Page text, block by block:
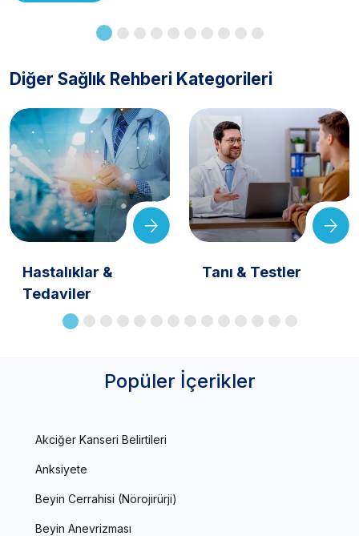
Diğer Sağlık Rehberi Kategorileri
Hastalıklar &
Tedaviler
Tanı & Testler
Popüler İçerikler
Akciğer Kanseri Belirtileri
Anksiyete
Beyin Cerrahisi (Nörojirürji)
Beyin Anevrizması